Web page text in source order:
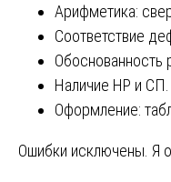
Арифметика:
Соответствие
Обоснованность
Наличие НР и СП.
Оформление:
Ошибки исключены. Я